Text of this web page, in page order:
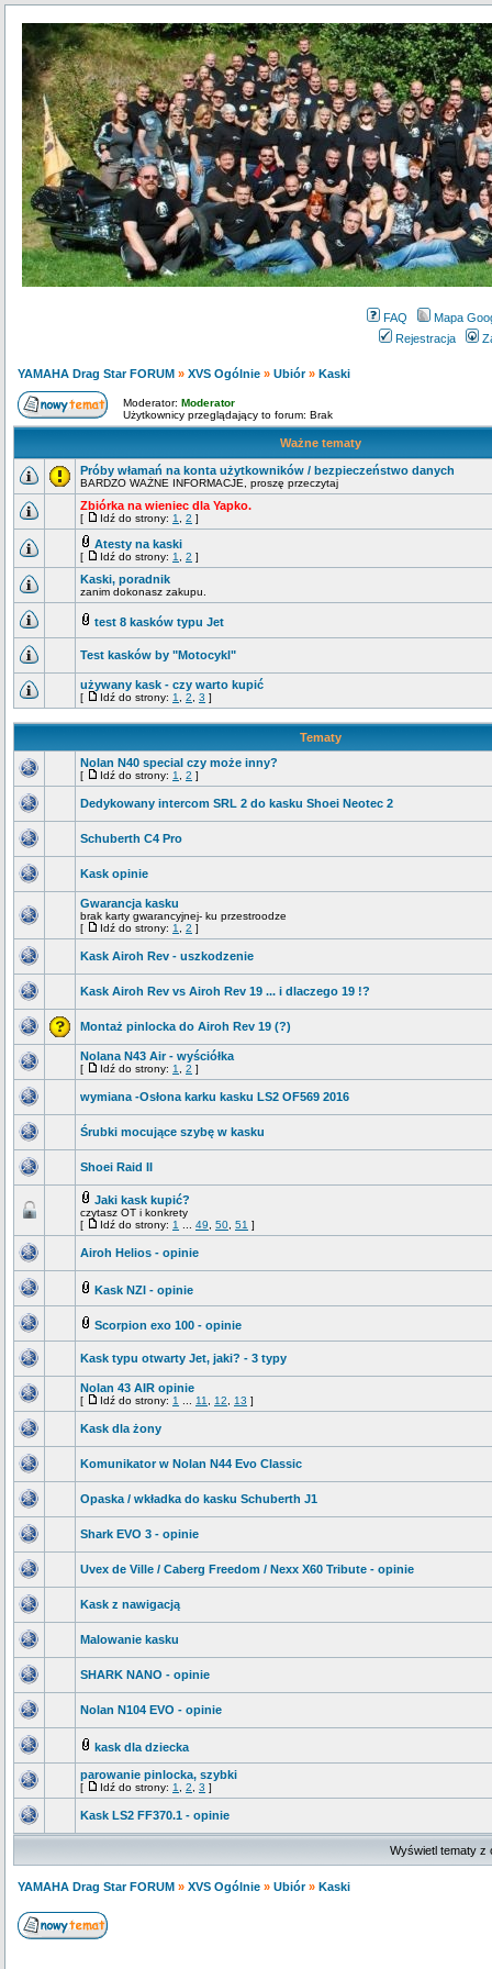
FAQ
Mapa
Rejestracja
YAMAHA Drag Star FORUM » XVS Ogólnie » Ubiór» Kaski
Moderator: Moderator
Użytkownicy przeglądający to forum: Brak
Ważne tematy
Próby włamań na konta użytkowników / bezpieczeństwo danych
BARDZO WAŻNE INFORMACJE, proszę przeczytaj
Zbiórka na wieniec dla Yapko.
[ Idź do strony: 1 2 ]
Atesty na kaski
[ Idź do strony: 1 2 ]
Kaski, poradnik
zanim dokonasz zakupu.
test 8 kasków typu Jet
Test kasków by "Motocykl"
używany kask - czy warto kupić
[ Idź do strony: 1 2 3 ]
Tematy
Nolan N40 special czy może inny?
[ Idź do strony: 1 2 ]
Dedykowany intercom SRL 2 do kasku Shoei Neotec 2
Schuberth C4 Pro
Kask opinie
Gwarancja kasku
brak karty gwarancyjnej- ku przestroodze
[
Idź do strony: 1 2 ]
Kask Airoh Rev - uszkodzenie
Kask Airoh Rev vs Airoh Rev 19 ... i dlaczego 19 !?
Montaż pinlocka do Airoh Rev 19 (?)
Nolana N43 Air - wyściółka
[ Idź do strony: 1 2 ]
wymiana -Osłona karku kasku LS2 OF569 2016
Śrubki mocujące szybę w kasku
Shoei Raid II
Jaki kask kupić?
czytasz OT i konkrety
[
Idź do strony: 1 49 50 51 ]
Airoh Helios - opinie
Kask NZI - opinie
Scorpion exo 100 - opinie
Kask typu otwarty Jet, jaki? - 3 typy
Nolan 43 AIR opinie
[ Idź do strony: 1 11 12 13 ]
Kask dla żony
Komunikator w Nolan N44 Evo Classic
Opaska / wkładka do kasku Schuberth J1
Shark EVO 3 - opinie
Uvex de Ville / Caberg Freedom / Nexx X60 Tribute - opinie
Kask z nawigacją
Malowanie kasku
SHARK NANO - opinie
Nolan N104 EVO - opinie
kask dla dziecka
parowanie pinlocka, szybki
[ Idź do strony: 1 2 3 ]
Kask LS2 FF370.1 - opinie
Wyświetl tematy z
YAMAHA Drag Star FORUM » XVS Ogólnie » Ubiór» Kaski